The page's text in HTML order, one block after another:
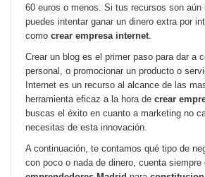
60 euros o menos. Si tus recursos son aún
puedes intentar ganar un dinero extra por
como crear empresa internet.
Crear un blog es el primer paso para dar a
personal, o promocionar un producto o
Internet es un recurso al alcance de las
herramienta eficaz a la hora de crear
buscas el éxito en cuanto a marketing no
necesitas de esta innovación.
A continuación, te contamos qué tipo de
con poco o nada de dinero, cuenta siempre